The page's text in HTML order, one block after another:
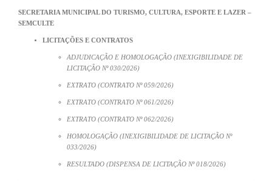
SECRETARIA MUNICIPAL DO TURISMO, CULTURA, ESPORTE E LAZER –
SEMCULTE
LICITAÇÕES E CONTRATOS
ADJUDICAÇÃO E HOMOLOGAÇÃO (INEXIGIBILIDADE DE
LICITAÇÃO Nº 030/2026)
EXTRATO (CONTRATO Nº 059/2026)
EXTRATO (CONTRATO Nº 061/2026)
EXTRATO (CONTRATO Nº 062/2026)
HOMOLOGAÇÃO (INEXIGIBILIDADE DE LICITAÇÃO Nº
033/2026)
RESULTADO (DISPENSA DE LICITAÇÃO Nº 018/2026)